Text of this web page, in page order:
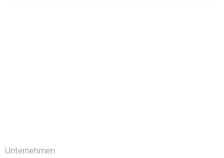
Unternehmen